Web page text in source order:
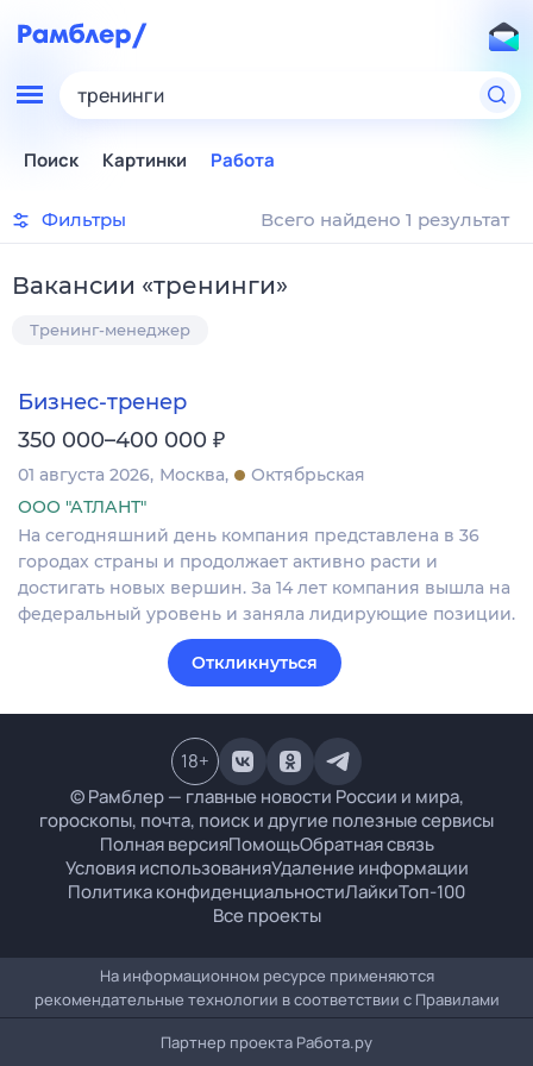
тренинги
Поиск Картинки Работа
Фильтры Всего найдено 1 результат
Вакансии «тренинги»
Тренинг-менеджер
Бизнес-тренер
350 000–400 000 ₽
01 августа 2026 Москва
Октябрьская
ООО "АТЛАНТ"
На сегодняшний день компания представлена в 36
городах страны и продолжает активно расти и
достигать новых вершин. За 14 лет компания вышла на
федеральный уровень и заняла лидирующие позиции.
Откликнуться
© Рамблер — главные новости России и мира,
гороскопы, почта, поиск и другие полезные сервисы
Полная версияПомощьОбратная связь
Условия использованияУдаление информации
Политика конфиденциальностиЛайкиТоп-100
Все проекты
18+
На информационном ресурсе применяются
рекомендательные технологии в соответствии с Правилами
Партнер проекта Работа.ру